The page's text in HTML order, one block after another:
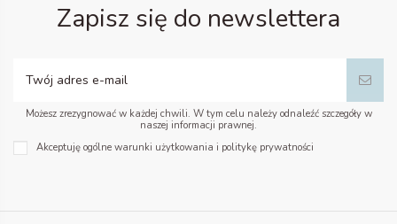
Zapisz się do newslettera
Możesz zrezygnować w każdej chwili. W tym celu należy odnaleźć szczegóły w
naszej informacji prawnej.
Akceptuję ogólne warunki użytkowania i politykę prywatności